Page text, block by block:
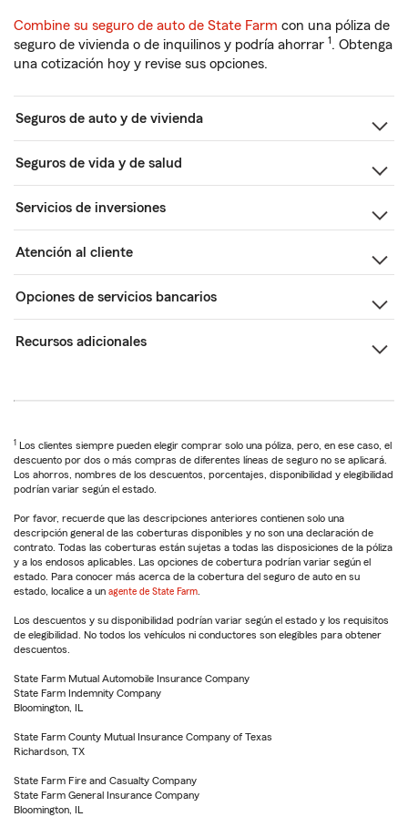
Combine su seguro de auto de State Farm con una póliza de
seguro de vivienda o de inquilinos y podría ahorrar 1. Obtenga
una cotización hoy y revise sus opciones.
Seguros de auto y de vivienda
Seguros de vida y de salud
Servicios de inversiones
Atención al cliente
Opciones de servicios bancarios
Recursos adicionales
1 Los clientes siempre pueden elegir comprar solo una póliza, pero, en ese caso, el
descuento por dos o más compras de diferentes líneas de seguro no se aplicará.
Los ahorros, nombres de los descuentos, porcentajes, disponibilidad y elegibilidad
podrían variar según el estado.
Por favor, recuerde que las descripciones anteriores contienen solo una
descripción general de las coberturas disponibles y no son una declaración de
contrato. Todas las coberturas están sujetas a todas las disposiciones de la póliza
y a los endosos aplicables. Las opciones de cobertura podrían variar según el
estado. Para conocer más acerca de la cobertura del seguro de auto en su
estado, localice a un agente de State Farm
Los descuentos y su disponibilidad podrían variar según el estado y los requisitos
de elegibilidad. No todos los vehículos ni conductores son elegibles para obtener
descuentos.
State Farm Mutual Automobile Insurance Company
State Farm Indemnity Company
Bloomington, IL
State Farm County Mutual Insurance Company of Texas
Richardson, TX
State Farm Fire and Casualty Company
State Farm General Insurance Company
Bloomington, IL